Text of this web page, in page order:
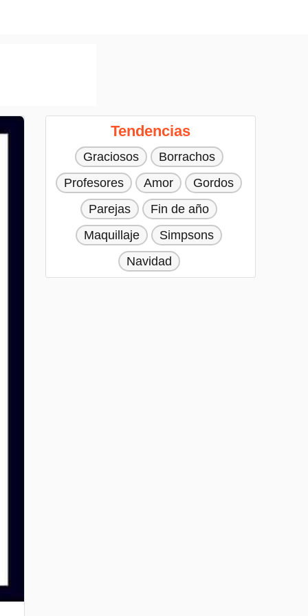
Tendencias
Graciosos
Borrachos
Profesores
Amor
Gordos
Parejas
Fin de año
Maquillaje
Simpsons
Navidad